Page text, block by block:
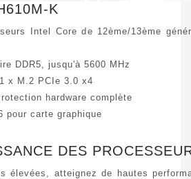
K
Intel Core de 12ème/13ème
DDR5, jusqu'à 5600 MHz
x M.2 PCIe 3.0 x4
hardware complète
pour carte graphique
DES
élevées, atteignez de hautes